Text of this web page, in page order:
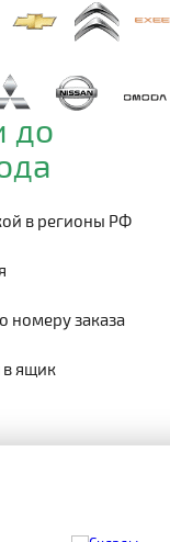
до
в регионы РФ
номеру заказа
в ящик